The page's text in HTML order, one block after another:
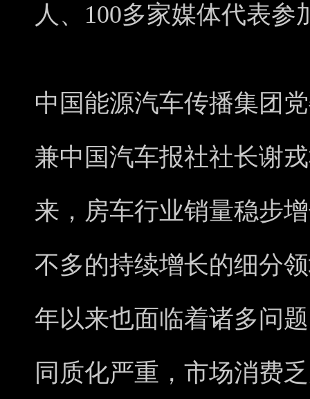
人、100多家媒体代表参
中国能源汽车传播集团
兼中国汽车报社社长谢
来，房车行业销量稳步
不多的持续增长的细分
年以来也面临着诸多问
同质化严重，市场消费